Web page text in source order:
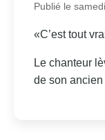
Publié le
«C’est tout
Le chanteur
de son